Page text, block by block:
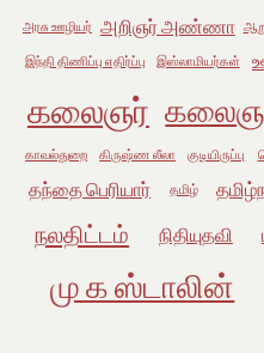
அரசு ஊழியர் அறிஞர் அண்ணா
இந்தி திணிப்பு எதிர்ப்பு இஸ்லாமியர்கள்
கலைஞர்
காவல்துறை கிருஷ்ண லீலா குடியிருப்பு
தந்தை பெரியார் தமிழ்
நலதிட்டம்
நிதியுதவி
மு க ஸ்டாலின்